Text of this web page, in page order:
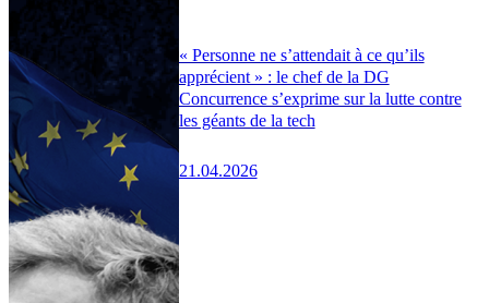
« Personne ne s’attendait à ce qu’ils
apprécient » : le chef de la DG
Concurrence s’exprime sur la lutte contre
les géants de la tech
21.04.2026